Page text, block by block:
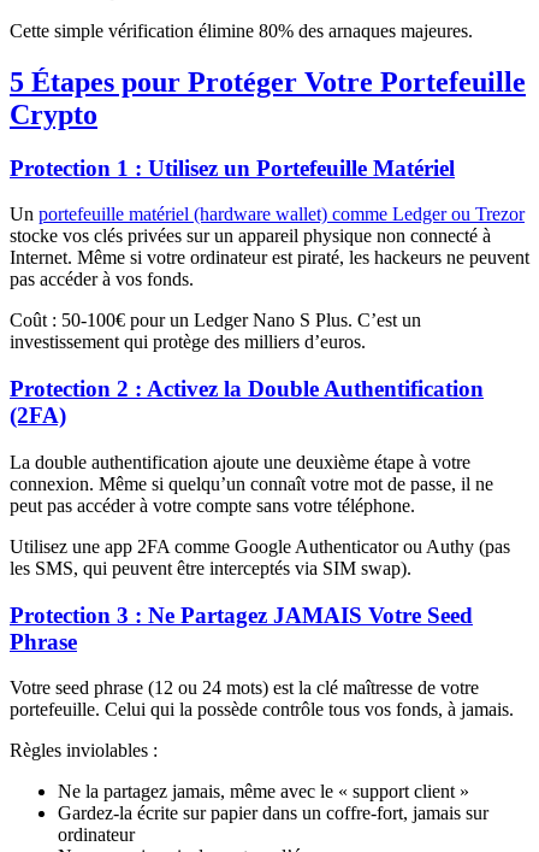
Cette simple vérification élimine 80% des arnaques majeures.
5 Étapes pour Protéger Votre Portefeuille
Crypto
Protection 1 : Utilisez un Portefeuille Matériel
Un portefeuille matériel (hardware wallet) comme Ledger ou Trezor
stocke vos clés privées sur un appareil physique non connecté à
Internet. Même si votre ordinateur est piraté, les hackeurs ne peuvent
pas accéder à vos fonds.
Coût : 50-100€ pour un Ledger Nano S Plus. C’est un
investissement qui protège des milliers d’euros.
Protection 2 : Activez la Double Authentification
(2FA)
La double authentification ajoute une deuxième étape à votre
connexion. Même si quelqu’un connaît votre mot de passe, il ne
peut pas accéder à votre compte sans votre téléphone.
Utilisez une app 2FA comme Google Authenticator ou Authy (pas
les SMS, qui peuvent être interceptés via SIM swap).
Protection 3 : Ne Partagez JAMAIS Votre Seed
Phrase
Votre seed phrase (12 ou 24 mots) est la clé maîtresse de votre
portefeuille. Celui qui la possède contrôle tous vos fonds, à jamais.
Règles inviolables :
Ne la partagez jamais, même avec le « support client »
Gardez-la écrite sur papier dans un coffre-fort, jamais sur
ordinateur